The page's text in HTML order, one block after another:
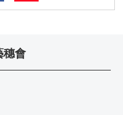
穗會